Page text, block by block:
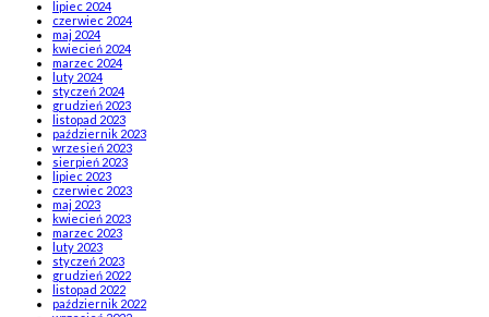
lipiec 2024
czerwiec 2024
maj 2024
kwiecień 2024
marzec 2024
luty 2024
styczeń 2024
grudzień 2023
listopad 2023
październik 2023
wrzesień 2023
sierpień 2023
lipiec 2023
czerwiec 2023
maj 2023
kwiecień 2023
marzec 2023
luty 2023
styczeń 2023
grudzień 2022
listopad 2022
październik 2022